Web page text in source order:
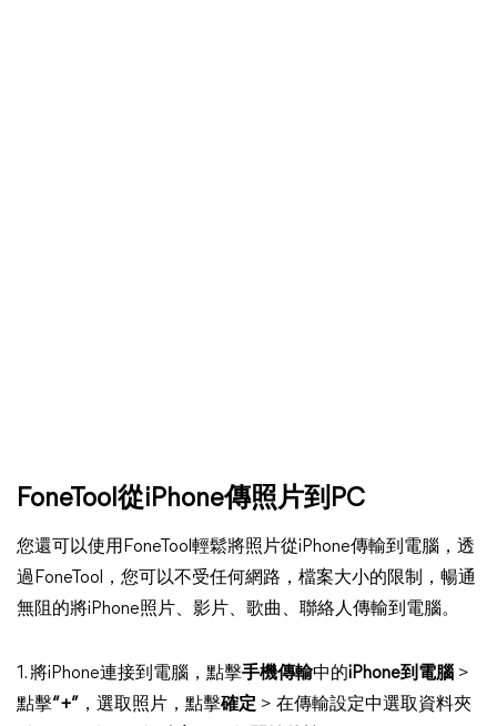
FoneTool從iPhone傳照片到PC
您還可以使用FoneTool輕鬆將照片從iPhone傳輸到電腦，透
過FoneTool，您可以不受任何網路，檔案大小的限制，暢通
無阻的將iPhone照片、影片、歌曲、聯絡人傳輸到電腦。
1. 將iPhone連接到電腦，點擊手機傳輸中的iPhone到電腦 >
點擊“+” ，選取照片，點擊確定 > 在傳輸設定中選取資料夾